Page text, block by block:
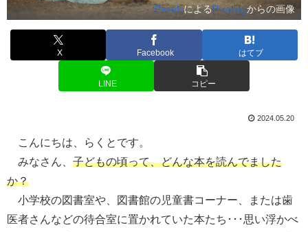
PexelsによるPixabayからの画像
X Facebook はてブ
LINE コピー
2024.05.20
こんにちは、らくとです。
みなさん、 子どもの頃って、どんな本を読んでました
か？
小学校の図書室や、図書館の児童書コーナー、または歯
医者さんなどの待合室に置かれていた本たち･･･思い浮かべ